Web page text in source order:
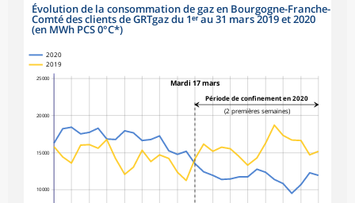
Évolution de la consommation de gaz en Bourgogne-Franche-
Comté des clients de GRTgaz du 1ᵉʳ au 31 mars 2019 et 2020
(en MWh PCS 0°C*)
10 000
15 000
20 000
25 000
2020
2019
Mardi 17 mars
Période de confinement en 2020
(2 premières semaines)